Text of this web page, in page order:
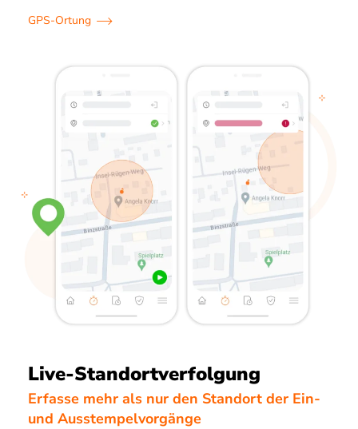
GPS-Ortung
Live-Standortverfolgung
Erfasse mehr als nur den Standort der Ein-
und Ausstempelvorgänge